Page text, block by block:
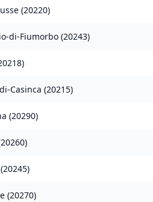
(20220)
di-Fiumorbo (20243)
)
Casinca (20215)
(20290)
20260)
(20245)
(20270)